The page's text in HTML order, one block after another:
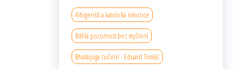
Albigenští a katolická inkvizice
Bdělá pozornost bez myšlení
Bhaktijoga cvičení - Eduard Tomáš